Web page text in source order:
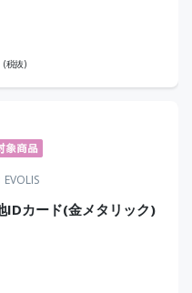
(税抜)
EVOLIS
IDカード(金メタリック)